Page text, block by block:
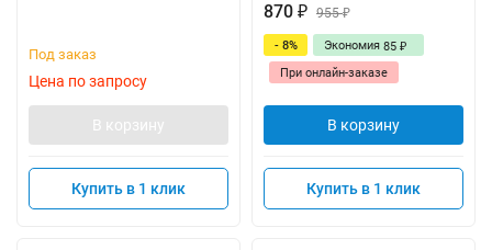
Под заказ
Цена по запросу
В корзину
Купить в 1 клик
870 ₽ 955₽
- 8% Экономия 85 ₽
При онлайн-заказе
В корзину
Купить в 1 клик